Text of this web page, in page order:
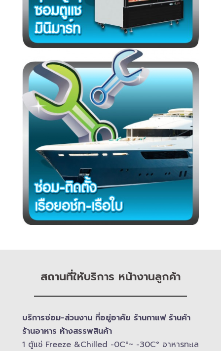
สถานที่ให้บริการ หน้างานลูกค้า
บริการซ่อม-​ส่วนงาน ที่อยู่อาศัย ร้านกาแฟ ร้านค้า
ร้านอาหาร ห้างสรรพสินค้า
1 ตู้แช่ Freeze &​Chilled -​0C°~ -​30C° อาหารทะเล